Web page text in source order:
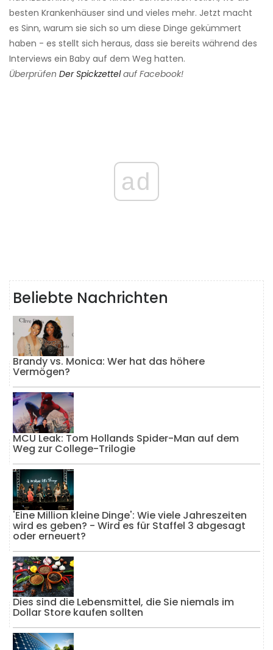
besten Krankenhäuser sind und vieles mehr. Jetzt macht
es Sinn, warum sie sich so um diese Dinge gekümmert
haben - es stellt sich heraus, dass sie bereits während des
Interviews ein Baby auf dem Weg hatten.
Überprüfen Der Spickzettel auf Facebook!
ad
Beliebte Nachrichten
Brandy vs. Monica: Wer hat das höhere
Vermögen?
MCU Leak: Tom Hollands Spider-Man auf dem
Weg zur College-Trilogie
'Eine Million kleine Dinge': Wie viele Jahreszeiten
wird es geben? - Wird es für Staffel 3 abgesagt
oder erneuert?
Dies sind die Lebensmittel, die Sie niemals im
Dollar Store kaufen sollten